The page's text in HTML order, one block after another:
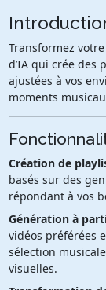
Transformez
d’IA qui crée des
ajustées à vos
moments
Création de
basés sur des
répondant à vos
Génération à
vidéos préférées
sélection
visuelles.